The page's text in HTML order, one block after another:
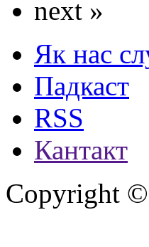
next »
Як нас
Падкаст
RSS
Кантакт
Copyright